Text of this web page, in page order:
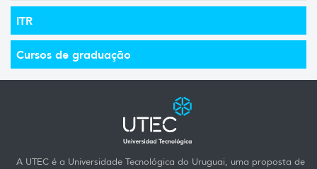
ITR
Cursos de graduação
A UTEC é a Universidade Tecnológica do Uruguai, uma proposta de